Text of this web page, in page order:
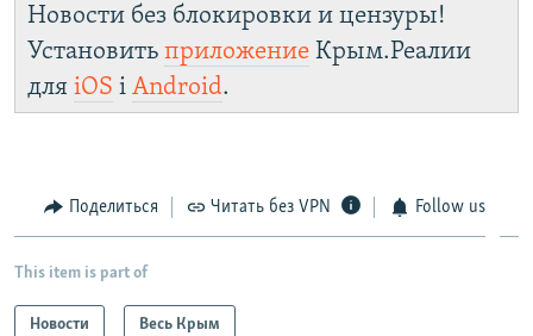
Новости без блокировки и цензуры!
Установить приложение Крым.Реалии
для iOS і Android.
Поделиться Читать без VPN Follow us
This item is part of
Новости Весь Крым